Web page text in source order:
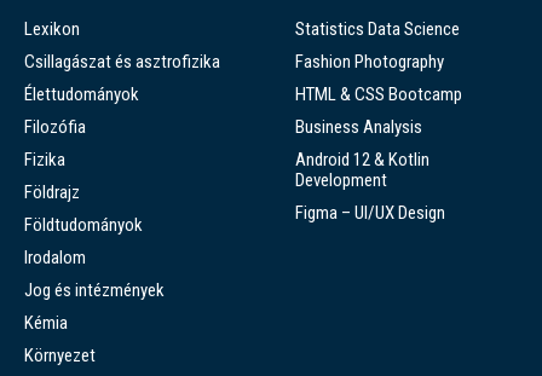
Lexikon
Csillagászat és asztrofizika
Élettudományok
Filozófia
Fizika
Földrajz
Földtudományok
Irodalom
Jog és intézmények
Kémia
Környezet
Statistics Data Science
Fashion Photography
HTML & CSS Bootcamp
Business Analysis
Android 12 & Kotlin
Development
Figma – UI/UX Design